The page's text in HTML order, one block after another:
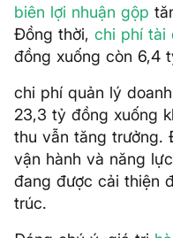
biên lợi nhuận gộp
Đồng thời, chi phí tài
đồng xuống còn 6,4
chi phí quản lý
23,3 tỷ đồng xuống
thu vẫn tăng trưởng.
vận hành và năng
đang được cải thiện
trúc.